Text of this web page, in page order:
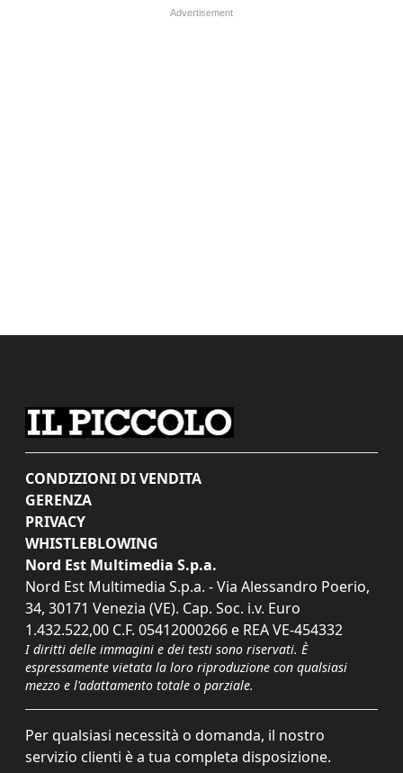
CONDIZIONI DI VENDITA
GERENZA
PRIVACY
WHISTLEBLOWING
Nord Est Multimedia S.p.a.
Nord Est Multimedia S.p.a. - Via Alessandro Poerio,
34, 30171 Venezia (VE). Cap. Soc. i.v. Euro
1.432.522,00 C.F. 05412000266 e REA VE-454332
I diritti delle immagini e dei testi sono riservati. È
espressamente vietata la loro riproduzione con qualsiasi
mezzo e l'adattamento totale o parziale.
Per qualsiasi necessità o domanda, il nostro
servizio clienti è a tua completa disposizione.